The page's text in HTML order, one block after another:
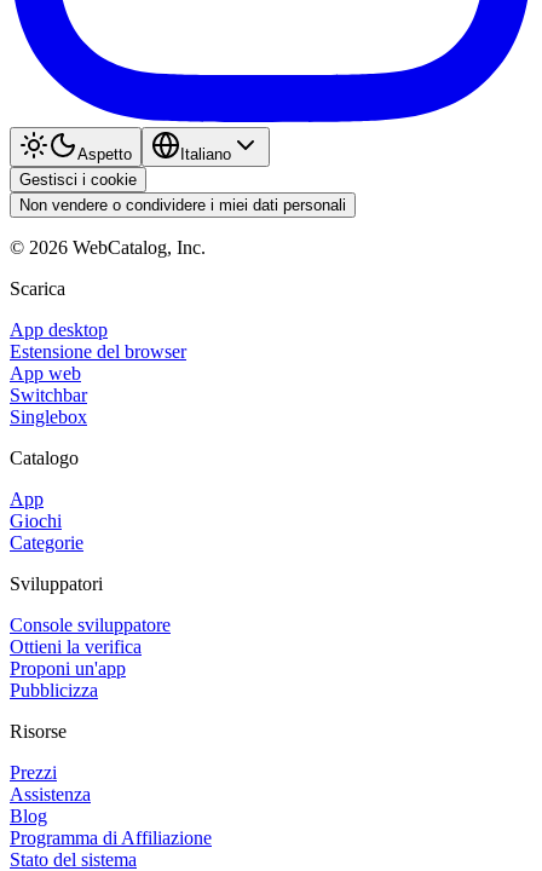
Aspetto
Italiano
Gestisci i cookie
Non vendere o condividere i miei dati personali
© 2026 WebCatalog, Inc.
Scarica
App desktop
Estensione del browser
App web
Switchbar
Singlebox
Catalogo
App
Giochi
Categorie
Sviluppatori
Console sviluppatore
Ottieni la verifica
Proponi un'app
Pubblicizza
Risorse
Prezzi
Assistenza
Blog
Programma di Affiliazione
Stato del sistema